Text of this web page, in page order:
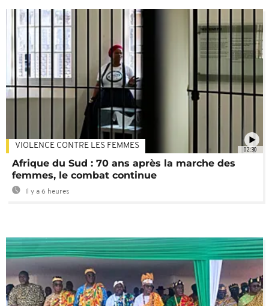
02:30
VIOLENCE CONTRE LES FEMMES
Afrique du Sud : 70 ans après la marche des
femmes, le combat continue
Il y a 6 heures